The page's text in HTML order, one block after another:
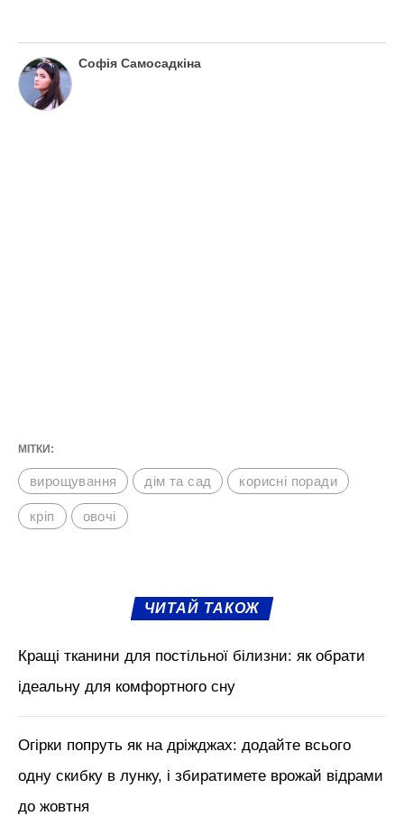
Софія Самосадкіна
МІТКИ:
вирощування дім та сад корисні поради
кріп овочі
ЧИТАЙ ТАКОЖ
Кращі тканини для постільної білизни: як обрати
ідеальну для комфортного сну
Огірки попруть як на дріжджах: додайте всього
одну скибку в лунку, і збиратимете врожай відрами
до жовтня